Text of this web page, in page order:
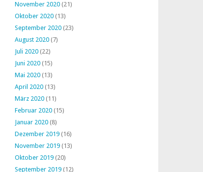
November 2020 (21)
Oktober 2020 (13)
September 2020 (23)
August 2020 (7)
Juli 2020 (22)
Juni 2020 (15)
Mai 2020 (13)
April 2020 (13)
März 2020 (11)
Februar 2020 (15)
Januar 2020 (8)
Dezember 2019 (16)
November 2019 (13)
Oktober 2019 (20)
September 2019 (12)